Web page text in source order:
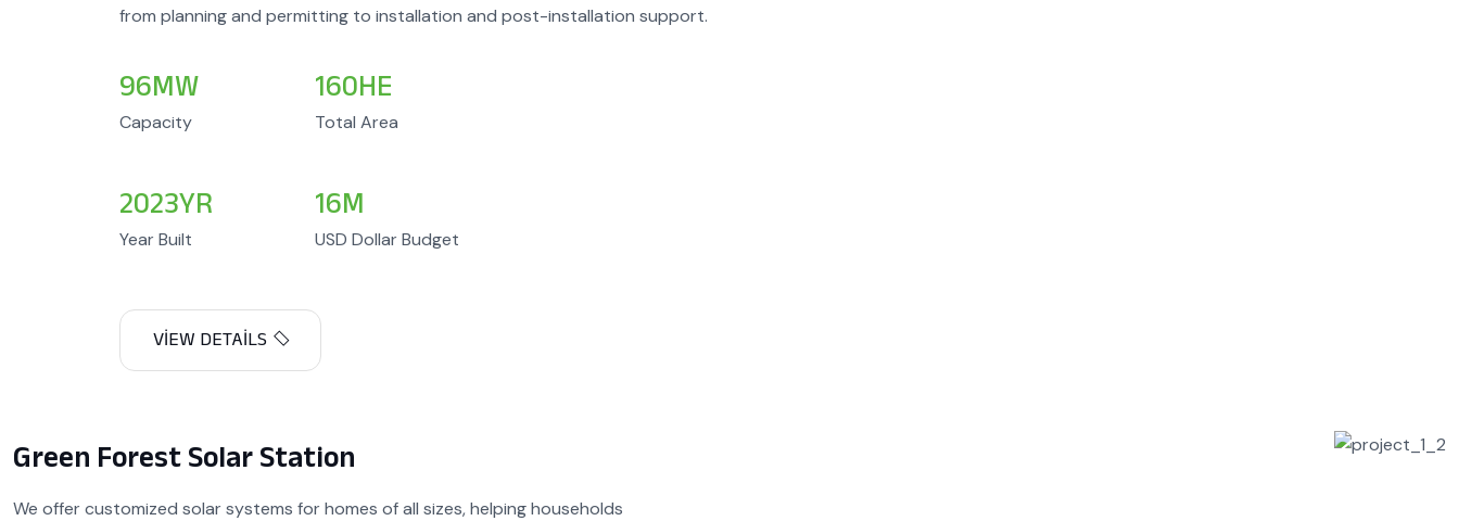
from planning and permitting to installation and post-installation support.
96MW
Capacity
160HE
Total Area
2023YR
Year Built
16M
USD Dollar Budget
Green Forest Solar Station
We offer customized solar systems for homes of all sizes, helping households